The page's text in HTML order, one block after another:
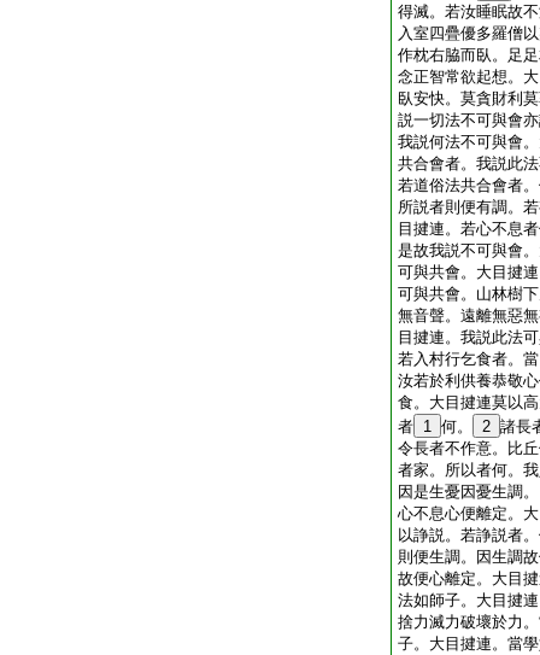
得滅。若汝睡眠故
入室四疊優多羅僧
作枕右脇而臥。足
念正智常欲起想。
臥安快。莫貪財利
説一切法不可與會
我説何法不可與會
共合會者。我説此
若道俗法共合會者
所説者則便有調。
目揵連。若心不息
是故我説不可與會
可與共會。大目揵
可與共會。山林樹
無音聲。遠離無惡
目揵連。我説此法
若入村行乞食者。
汝若於利供養恭敬
食。大目揵連莫以
者 1 何。 2 諸長
令長者不作意。比
者家。所以者何。
因是生憂因憂生調
心不息心便離定。
以諍説。若諍説者
則便生調。因生調
故便心離定。大目
法如師子。大目揵
捨力滅力破壞於力
子。大目揵連。當